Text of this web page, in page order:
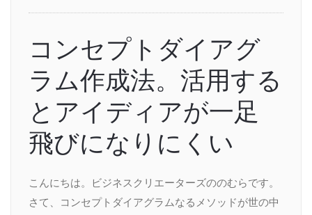
コンセプトダイアグ
ラム作成法。活用する
とアイディアが一足
飛びになりにくい
こんにちは。ビジネスクリエーターズののむらです。
さて、コンセプトダイアグラムなるメソッドが世の中